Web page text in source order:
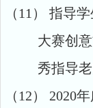
（11） 指导
大赛创
秀指导老
（12） 2020年